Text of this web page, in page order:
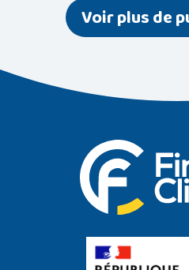
Voir plus de